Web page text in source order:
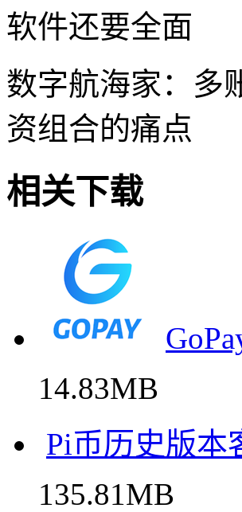
软件还要全面
数字航海家：多
资组合的痛点
相关下载
14.83MB
Pi币历史版本
135.81MB